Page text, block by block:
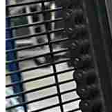
Nissan X-TRAIL 3
Nissan X-TRAIL 4